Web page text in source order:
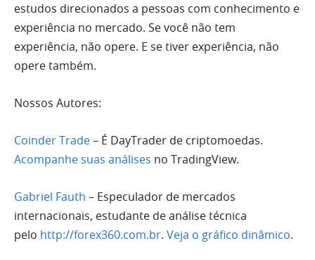
estudos direcionados a pessoas com conhecimento e
experiência no mercado. Se você não tem
experiência, não opere. E se tiver experiência, não
opere também.
Nossos Autores:
Coinder Trade– É DayTrader de criptomoedas.
Acompanhe suas análises no TradingView.
Gabriel Fauth – Especulador de mercados
internacionais, estudante de análise técnica
pelo http://forex360.com.br. Veja o gráfico dinâmico.